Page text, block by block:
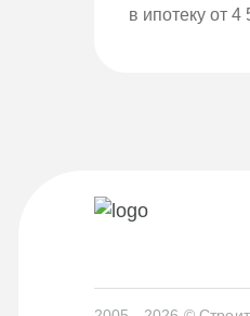
в ипотеку от 4